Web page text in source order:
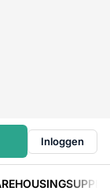
Inloggen